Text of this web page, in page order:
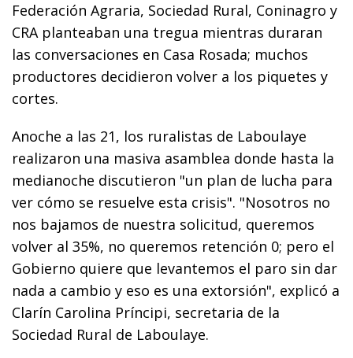
Federación Agraria, Sociedad Rural, Coninagro y
CRA planteaban una tregua mientras duraran
las conversaciones en Casa Rosada; muchos
productores decidieron volver a los piquetes y
cortes.
Anoche a las 21, los ruralistas de Laboulaye
realizaron una masiva asamblea donde hasta la
medianoche discutieron "un plan de lucha para
ver cómo se resuelve esta crisis". "Nosotros no
nos bajamos de nuestra solicitud, queremos
volver al 35%, no queremos retención 0; pero el
Gobierno quiere que levantemos el paro sin dar
nada a cambio y eso es una extorsión", explicó a
Clarín Carolina Príncipi, secretaria de la
Sociedad Rural de Laboulaye.